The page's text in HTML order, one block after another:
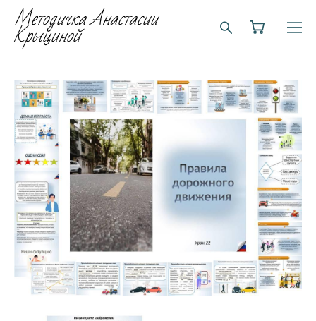
Методичка Анастасии
Крыциной